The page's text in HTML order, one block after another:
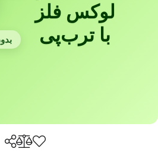
لوکس فلز
با ترب‌پی